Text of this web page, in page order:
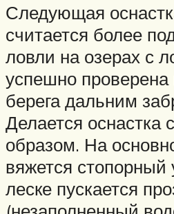
Следующая
считается более
ловли на озерах с
успешно
берега дальним
Делается
образом. На
вяжется стопорный
леске пускается